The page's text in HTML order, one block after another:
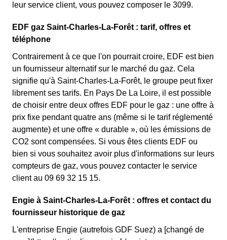
leur service client, vous pouvez composer le 3099.
EDF gaz Saint-Charles-La-Forêt : tarif, offres et
téléphone
Contrairement à ce que l'on pourrait croire, EDF est bien
un fournisseur alternatif sur le marché du gaz. Cela
signifie qu'à Saint-Charles-La-Forêt, le groupe peut fixer
librement ses tarifs. En Pays De La Loire, il est possible
de choisir entre deux offres EDF pour le gaz : une offre à
prix fixe pendant quatre ans (même si le tarif réglementé
augmente) et une offre « durable », où les émissions de
CO2 sont compensées. Si vous êtes clients EDF ou
bien si vous souhaitez avoir plus d'informations sur leurs
compteurs de gaz, vous pouvez contacter le service
client au 09 69 32 15 15.
Engie à Saint-Charles-La-Forêt : offres et contact du
fournisseur historique de gaz
L'entreprise Engie (autrefois GDF Suez) a [changé de